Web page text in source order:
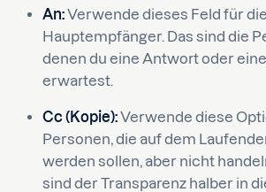
An:Verwende dieses Feld für die
Hauptempfänger. Das sind die
denen du eine Antwort oder
erwartest.
Cc (Kopie):Verwende diese
Personen, die auf dem
werden sollen, aber nicht
sind der Transparenz halber in